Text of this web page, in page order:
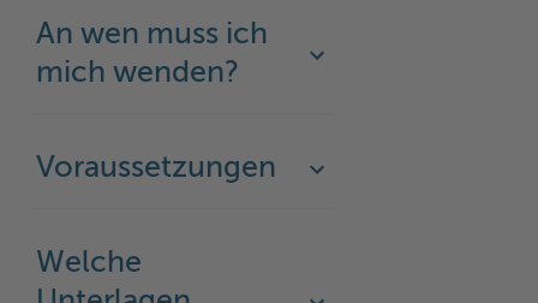
An wen muss ich
mich wenden?
Voraussetzungen
Welche